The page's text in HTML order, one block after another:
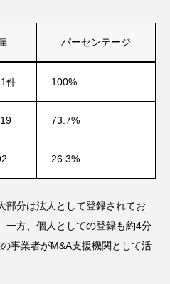
パーセンテージ
件 100%
73.7%
26.3%
部分は法人として登録されてお
一方、個人としての登録も約4分
事業者がM&A支援機関として活